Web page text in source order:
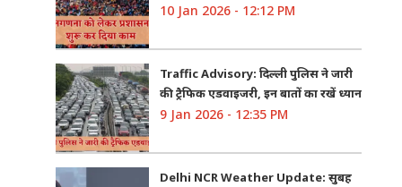
10 Jan 2026 - 12:12 PM
Traffic Advisory: दिल्ली पुलिस ने जारी
की ट्रैफिक एडवाइजरी, इन बातों का रखें ध्यान
9 Jan 2026 - 12:35 PM
Delhi NCR Weather Update: सुबह